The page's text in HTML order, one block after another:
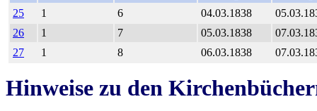
25
1 6 04.03.1838
26
1 7 05.03.1838
27
1 8 06.03.1838
Hinweise zu den